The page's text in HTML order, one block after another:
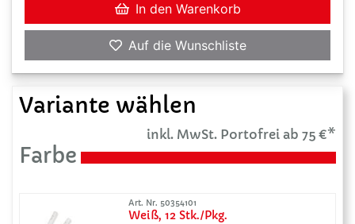
In den Warenkorb
Auf die Wunschliste
Variante wählen
inkl. MwSt. Portofrei ab 75 €*
Farbe
Art. Nr. 50354101
Weiß, 12 Stk./Pkg.